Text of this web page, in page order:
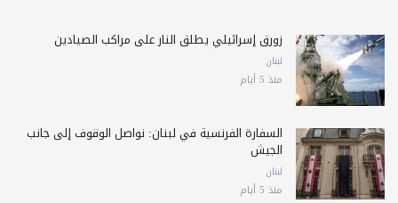
زورق إسرائيلي يطلق النار على مراكب الصيادين
لبنان
منذ 5 أيام
السفارة الفرنسية في لبنان: نواصل الوقوف إلى جانب
الجيش
لبنان
منذ 5 أيام